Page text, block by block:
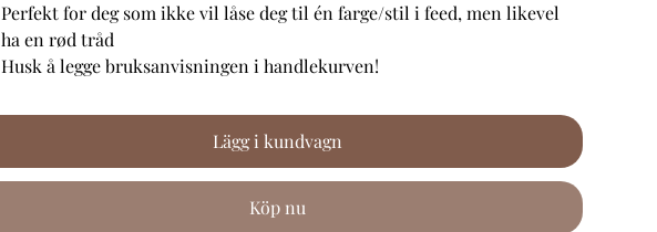
Perfekt for deg som ikke vil låse deg til én farge/stil i feed, men likevel
ha en rød tråd
Husk å legge bruksanvisningen i handlekurven!
Lägg i kundvagn
Köp nu